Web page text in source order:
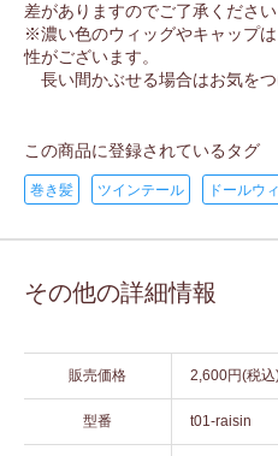
差がありますのでご了承ください
※濃い色のウィッグやキャップ
性がございます。
長い間かぶせる場合はお気をつ
この商品に登録されているタグ
巻き髪 ツインテール ドールウ
その他の詳細情報
販売価格 2,600円(税込
型番 t01-raisin